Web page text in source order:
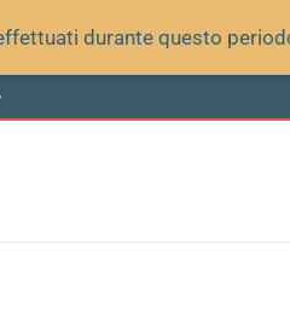
durante questo